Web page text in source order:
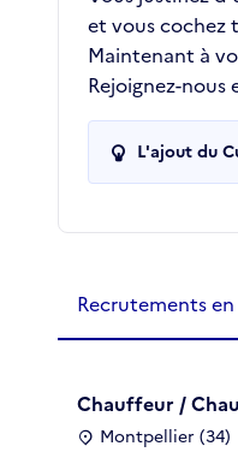
et vous cochez
Maintenant à
Rejoignez-
L'ajout du
Recrutements
Chauffeur /
Montpellier (34)